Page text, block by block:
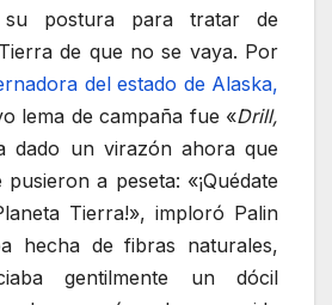
su postura para tratar de
de que no se vaya. Por
del estado de Alaska,
lema de campaña fue «Drill,
dado un virazón ahora que
a peseta: «¡Quédate
Tierra!», imploró Palin
hecha de fibras naturales,
gentilmente un dócil